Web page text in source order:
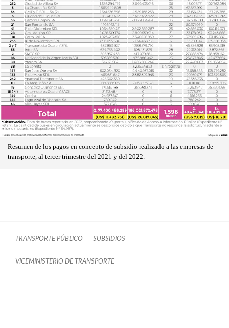
Resumen de los pagos en concepto de subsidio realizado a las empresas de
transporte, al tercer trimestre del 2021 y del 2022.
TRANSPORTE PÚBLICO SUBSIDIOS
VICEMINISTERIO DE TRANSPORTE